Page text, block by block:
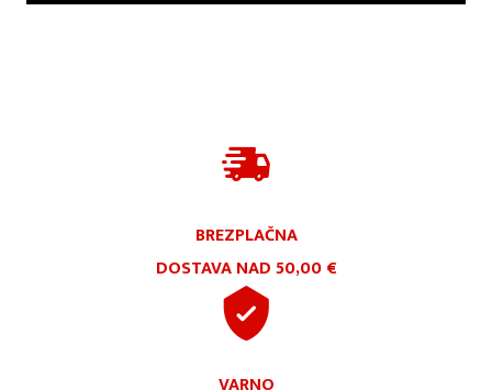
BREZPLAČNA
DOSTAVA NAD 50,00 €